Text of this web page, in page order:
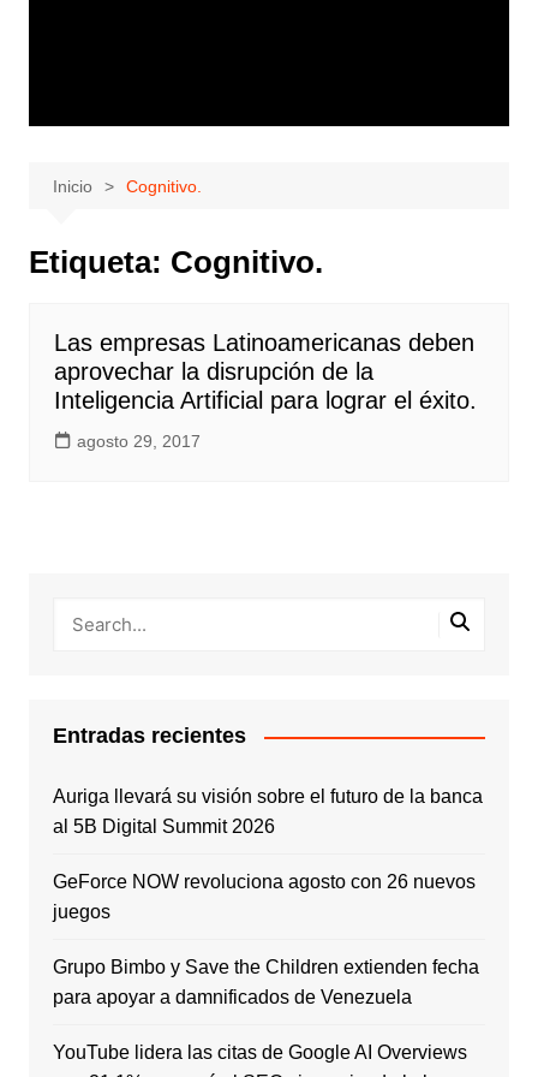
Inicio Cognitivo.
Etiqueta: Cognitivo.
Las empresas Latinoamericanas deben
aprovechar la disrupción de la
Inteligencia Artificial para lograr el éxito.
agosto 29, 2017
Entradas recientes
Auriga llevará su visión sobre el futuro de la banca
al 5B Digital Summit 2026
GeForce NOW revoluciona agosto con 26 nuevos
juegos
Grupo Bimbo y Save the Children extienden fecha
para apoyar a damnificados de Venezuela
YouTube lidera las citas de Google AI Overviews